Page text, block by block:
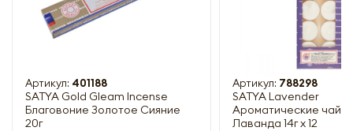
Артикул: 401188
SATYA Gold Gleam Incense
Благовоние Золотое Сияние
20г
Артикул: 788298
SATYA Lavender
Ароматические
Лаванда 14г x 12